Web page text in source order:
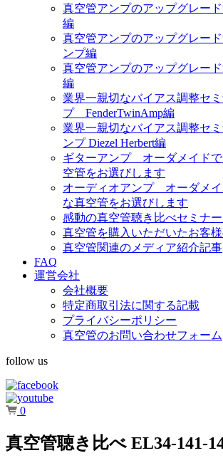
真空管アンプのアップグレー
編
真空管アンプのアップグレー
ンプ編
真空管アンプのアップグレー
編
業界一親切なバイアス調整セ
プ FenderTwinAmp編
業界一親切なバイアス調整セ
ンプ Diezel Herbert編
ギターアンプ オーダメイド
空管をお選びします
オーディオアンプ オーダメ
な真空管をお選びします
感動の真空管聴き比べセミナ
真空管を購入いただいたお客
真空管関連のメディア紹介記事
FAQ
運営会社
会社概要
特定商取引法に関する記載
プライバシーポリシー
真空管のお問い合わせフォーム
follow us
0
真空管聴き比べ EL34-141-